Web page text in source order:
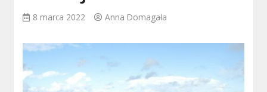
8 marca 2022 Anna Domagała